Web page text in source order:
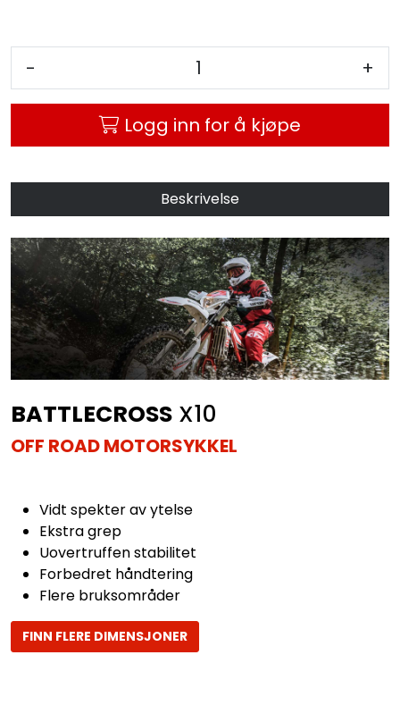
- +
Logg inn for å kjøpe
Beskrivelse
BATTLECROSS X10
OFF ROAD MOTORSYKKEL
Vidt spekter av ytelse
Ekstra grep
Uovertruffen stabilitet
Forbedret håndtering
Flere bruksområder
FINN FLERE DIMENSJONER